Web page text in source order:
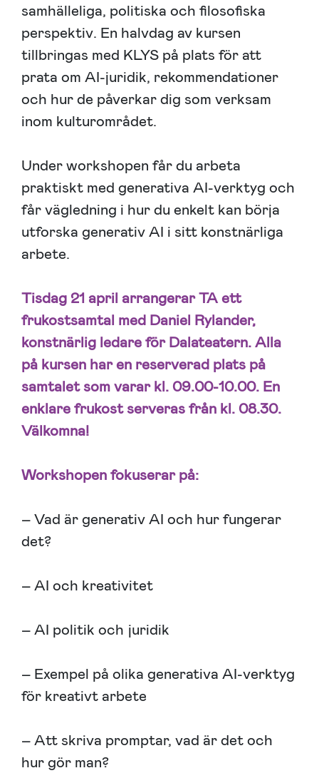
samhälleliga, politiska och filosofiska
perspektiv. En halvdag av kursen
tillbringas med KLYS på plats för att
prata om AI-juridik, rekommendationer
och hur de påverkar dig som verksam
inom kulturområdet.
Under workshopen får du arbeta
praktiskt med generativa AI-verktyg och
får vägledning i hur du enkelt kan börja
utforska generativ AI i sitt konstnärliga
arbete.
Tisdag 21 april arrangerar TA ett
frukostsamtal med Daniel Rylander,
konstnärlig ledare för Dalateatern. Alla
på kursen har en reserverad plats på
samtalet som varar kl. 09.00-10.00. En
enklare frukost serveras från kl. 08.30.
Välkomna!
Workshopen fokuserar på:
– Vad är generativ AI och hur fungerar
det?
– AI och kreativitet
– AI politik och juridik
– Exempel på olika generativa AI-verktyg
för kreativt arbete
– Att skriva promptar, vad är det och
hur gör man?